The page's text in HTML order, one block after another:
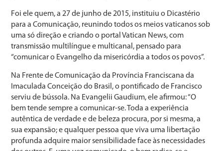
Foi ele quem, a 27 de junho de 2015, instituiu o Dicastério
para a Comunicação, reunindo todos os meios vaticanos sob
uma só direção e criando o portal Vatican News, com
transmissão multilíngue e multicanal, pensado para
“comunicar o Evangelho da misericórdia a todos os povos”.
Na Frente de Comunicação da Província Franciscana da
Imaculada Conceição do Brasil, o pontificado de Francisco
serviu de bússola. Na Evangelii Gaudium, ele afirmou: “O
bem tende sempre a comunicar-se. Toda a experiência
autêntica de verdade e de beleza procura, por si mesma, a
sua expansão; e qualquer pessoa que viva uma libertação
profunda adquire maior sensibilidade face às necessidades